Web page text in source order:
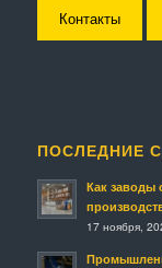
Контакты
ПОСЛЕДНИЕ
Как заводы
17 ноября,